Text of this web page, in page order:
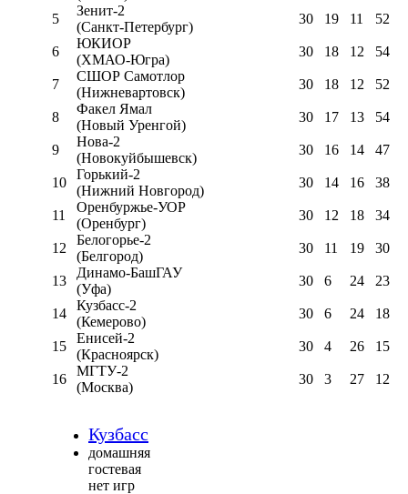
5
Зенит-2
(Санкт-Петербург)
30 19 11 52
6
ЮКИОР
(ХМАО-Югра)
30 18 12 54
7
СШОР Самотлор
(Нижневартовск)
30 18 12 52
8
Факел Ямал
(Новый Уренгой)
30 17 13 54
9
Нова-2
(Новокуйбышевск)
30 16 14 47
10
Горький-2
(Нижний Новгород)
30 14 16 38
11
Оренбуржье-УОР
(Оренбург)
30 12 18 34
12
Белогорье-2
(Белгород)
30 11 19 30
13
Динамо-БашГАУ
(Уфа)
30 6 24 23
14
Кузбасс-2
(Кемерово)
30 6 24 18
15
Енисей-2
(Красноярск)
30 4 26 15
16
МГТУ-2
(Москва)
30 3 27 12
Кузбасс
домашняя
гостевая
нет игр